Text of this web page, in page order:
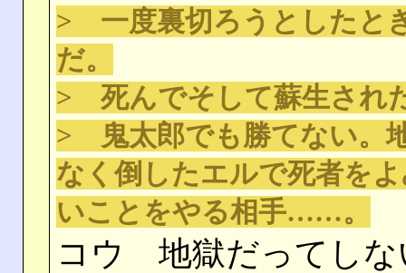
> 一度裏切ろうとしたと
だ。
> 死んでそして蘇生さ
> 鬼太郎でも勝てない。
なく倒したエルで死者を
いことをやる相手……。
コウ 地獄だってしな